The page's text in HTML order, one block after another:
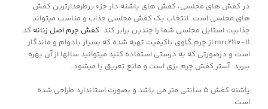
در کفش های مجلسی، کفش های پاشنه دار جزء پرطرفدارترین کفش
های مجلسی است. انتخاب یک کفش مجلسی جذاب و مناسب میتواند
جذابیت استایل مجلسی شما را چندین برابر کند. کفش چرم اصل زنانه کد
mrc2110-11 از چرم گاوی باکیفیت تهیه شده که بسیار بادوام و ماندگار
است و درصورتی که به درستی استفاده کنید میتوانید سالها از آن بهره
ببرید. آستر کفش چرم بزی است و مانع تعریق پا میشود.
پاشنه کفش 5 سانتی متر می باشد و بصورت استاندارد طراحی شده
است.